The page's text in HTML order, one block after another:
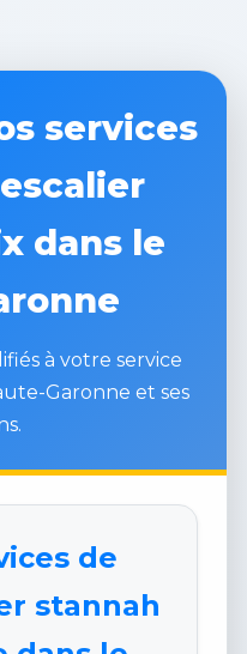
services
dans le
à votre service
Garonne et ses
de
stannah